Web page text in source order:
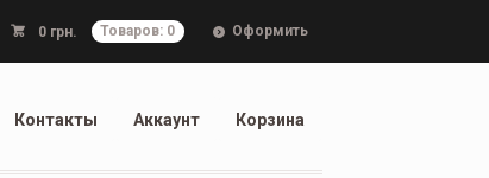
0 грн. Товаров: 0 Оформить
Контакты Аккаунт Корзина